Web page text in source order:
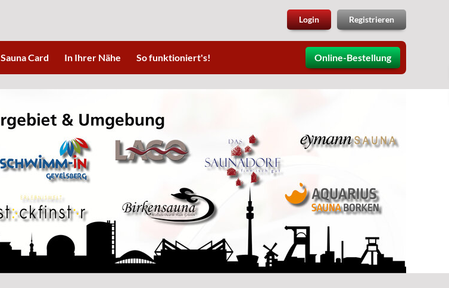
Login Registrieren
Online-Bestellung
Sauna Card In Ihrer Nähe So funktioniert's!